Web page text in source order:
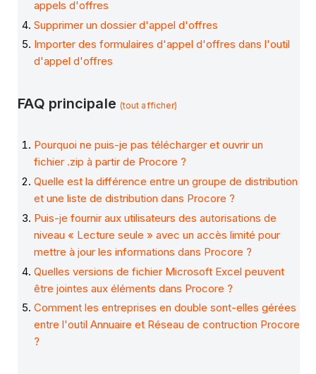
appels d'offres
Supprimer un dossier d'appel d'offres
Importer des formulaires d'appel d'offres dans l'outil
d'appel d'offres
FAQ principale (tout afficher)
Pourquoi ne puis-je pas télécharger et ouvrir un
fichier .zip à partir de Procore ?
Quelle est la différence entre un groupe de distribution
et une liste de distribution dans Procore ?
Puis-je fournir aux utilisateurs des autorisations de
niveau « Lecture seule » avec un accès limité pour
mettre à jour les informations dans Procore ?
Quelles versions de fichier Microsoft Excel peuvent
être jointes aux éléments dans Procore ?
Comment les entreprises en double sont-elles gérées
entre l'outil Annuaire et Réseau de contruction Procore
?